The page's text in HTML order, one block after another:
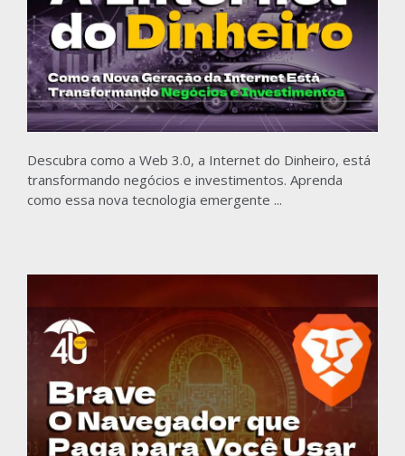
Descubra como a Web 3.0, a Internet do Dinheiro, está
transformando negócios e investimentos. Aprenda
como essa nova tecnologia emergente ...